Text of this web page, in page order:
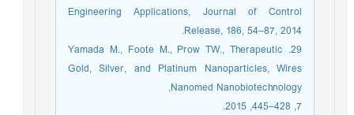
Engineering Applications, Journal of Control
Release, 186, 54–87, 2014.
29. Yamada M., Foote M., Prow TW., Therapeutic
Gold, Silver, and Platinum Nanoparticles, Wires
Nanomed Nanobiotechnology,
7, 428–445, 2015.